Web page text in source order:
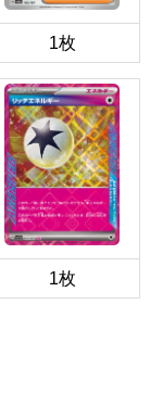
1枚
1枚